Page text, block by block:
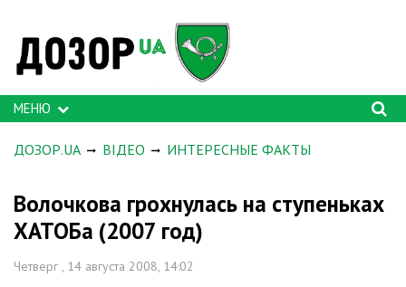
МЕНЮ
ДОЗОР.UA ВІДЕО ИНТЕРЕСНЫЕ ФАКТЫ
Волочкова грохнулась на ступеньках
ХАТОБа (2007 год)
Четверг , 14 августа 2008, 14:02